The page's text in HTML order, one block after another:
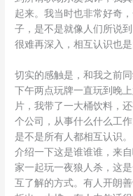
起来。我当时也非常好奇
子，是不是就像人们所说
很难再深入，相互认识也
切实的感触是，和我之前
下午两点玩牌一直玩到晚
片，我带了一大桶饮料，
个公司，从事什么什么工
是不是所有人都相互认识
介绍一下这是谁谁谁，来
家一起玩一夜狼人杀，这
互了解的方式。有人开朗